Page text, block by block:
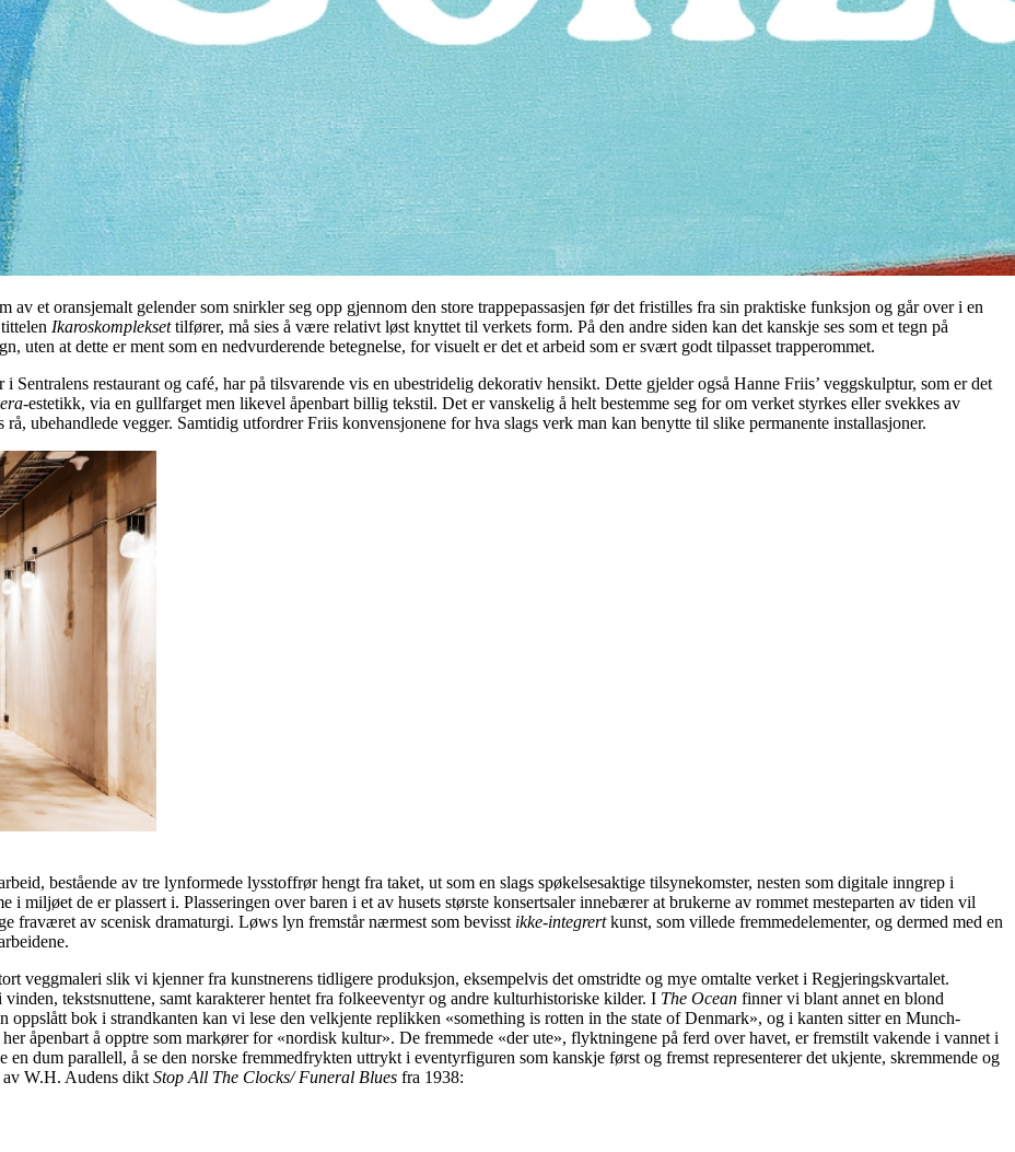
av et oransjemalt gelender som snirkler seg opp gjennom den store trappepassasjen før det fristilles fra sin praktiske funksjon og går over i en
Ikaroskompleksettilfører, må sies å være relativt løst knyttet til verkets form. På den andre siden kan det kanskje ses som et tegn på
uten at dette er ment som en nedvurderende betegnelse, for visuelt er det et arbeid som er svært godt tilpasset trapperommet.
restaurant og café, har på tilsvarende vis en ubestridelig dekorativ hensikt. Dette gjelder også Hanne Friis’ veggskulptur, som er det
-estetikk, via en gullfarget men likevel åpenbart billig tekstil. Det er vanskelig å helt bestemme seg for om verket styrkes eller svekkes av
ubehandlede vegger. Samtidig utfordrer Friis konvensjonene for hva slags verk man kan benytte til slike permanente installasjoner.
bestående av tre lynformede lysstoffrør hengt fra taket, ut som en slags spøkelsesaktige tilsynekomster, nesten som digitale inngrep i
miljøet de er plassert i. Plasseringen over baren i et av husets største konsertsaler innebærer at brukerne av rommet mesteparten av tiden vil
fraværet av scenisk dramaturgi. Løws lyn fremstår nærmest som bevisst ikke-integrertkunst, som villede fremmedelementer, og dermed med en
veggmaleri slik vi kjenner fra kunstnerens tidligere produksjon, eksempelvis det omstridte og mye omtalte verket i Regjeringskvartalet.
tekstsnuttene, samt karakterer hentet fra folkeeventyr og andre kulturhistoriske kilder. I The Ocean finner vi blant annet en blond
oppslått bok i strandkanten kan vi lese den velkjente replikken «something is rotten in the state of Denmark», og i kanten sitter en Munch-
åpenbart å opptre som markører for «nordisk kultur». De fremmede «der ute», flyktningene på ferd over havet, er fremstilt vakende i vannet i
dum parallell, å se den norske fremmedfrykten uttrykt i eventyrfiguren som kanskje først og fremst representerer det ukjente, skremmende og
av W.H. Audens dikt Stop All The Clocks/ Funeral Blues fra 1938: